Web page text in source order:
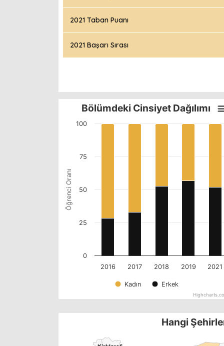
2021 Taban Puanı
2021 Başarı Sırası
Öğrenci Oranı
Bölümdeki Cinsiyet Dağılımı
Kadın Erkek
2016 2017 2018 2019 2021
0
25
50
75
100
Hangi